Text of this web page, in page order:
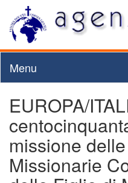
Menu
EUROPA/
missione
Missionarie